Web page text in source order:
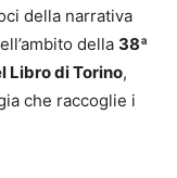
della narrativa
della 38ª
Libro di Torino,
che raccoglie i